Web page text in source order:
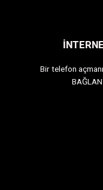
Bir telefon